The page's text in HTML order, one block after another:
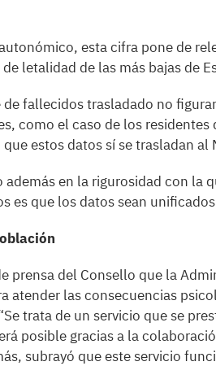
esta cifra pone de
letalidad de las más bajas de
de fallecidos trasladado no
como el caso de los
estos datos sí se trasladan al
en la rigurosidad con la
es que los datos sean
prensa del Consello que la
atender las consecuencias
trata de un servicio que se
posible gracias a la
subrayó que este servicio